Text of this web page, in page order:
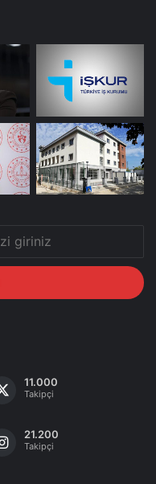
11.000
Takipçi
21.200
Takipçi